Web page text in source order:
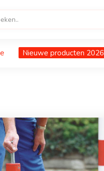
Nieuwe producten 2026